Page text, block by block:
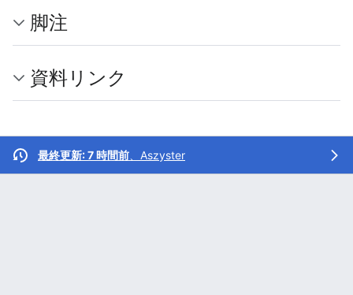
脚注
資料リンク
最終更新: 7 時間前 Aszyster